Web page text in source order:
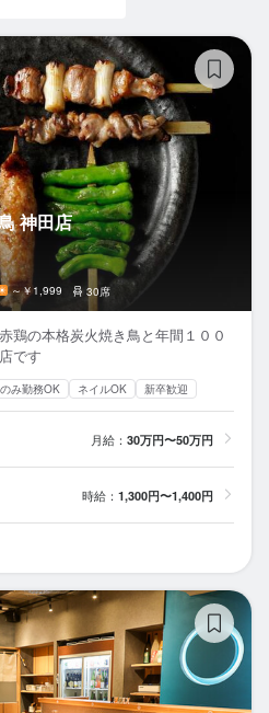
神田店
～￥1,999 30席
鶏の本格炭火焼き鳥と年間１００
です
み勤務OK ネイルOK 新卒歓迎
月給： 30万円〜50万円
時給： 1,300円〜1,400円